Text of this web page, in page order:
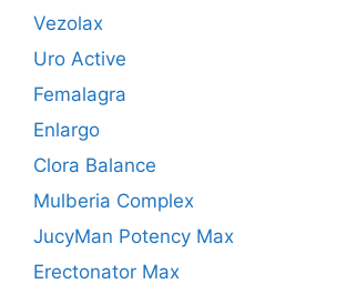
Vezolax
Uro Active
Femalagra
Enlargo
Clora Balance
Mulberia Complex
JucyMan Potency Max
Erectonator Max